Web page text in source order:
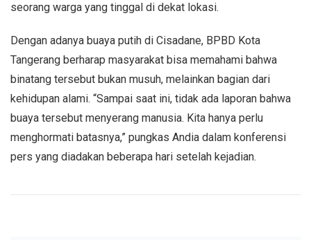
seorang warga yang tinggal di dekat lokasi.
Dengan adanya buaya putih di Cisadane, BPBD Kota
Tangerang berharap masyarakat bisa memahami bahwa
binatang tersebut bukan musuh, melainkan bagian dari
kehidupan alami. “Sampai saat ini, tidak ada laporan bahwa
buaya tersebut menyerang manusia. Kita hanya perlu
menghormati batasnya,” pungkas Andia dalam konferensi
pers yang diadakan beberapa hari setelah kejadian.